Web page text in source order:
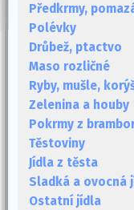
Předkrmy,
Polévky
Drůbež, ptactvo
Maso rozličné
Ryby, mušle,
Zelenina a houby
Pokrmy z
Těstoviny
Jídla z těsta
Sladká a ovocná
Ostatní jídla